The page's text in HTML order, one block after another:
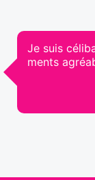
Je suis
ments